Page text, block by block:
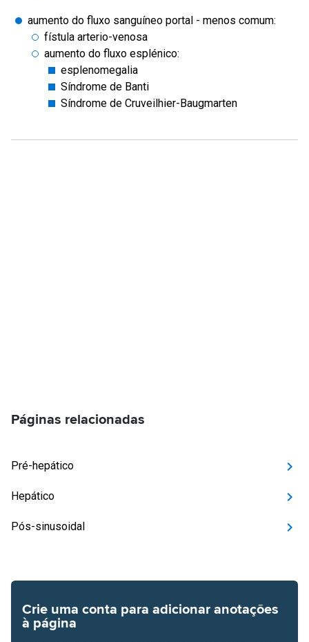
aumento do fluxo sanguíneo portal - menos comum:
fístula arterio-venosa
aumento do fluxo esplénico:
esplenomegalia
Síndrome de Banti
Síndrome de Cruveilhier-Baugmarten
Páginas relacionadas
Pré-hepático
Hepático
Pós-sinusoidal
Crie uma conta para adicionar anotações
à página